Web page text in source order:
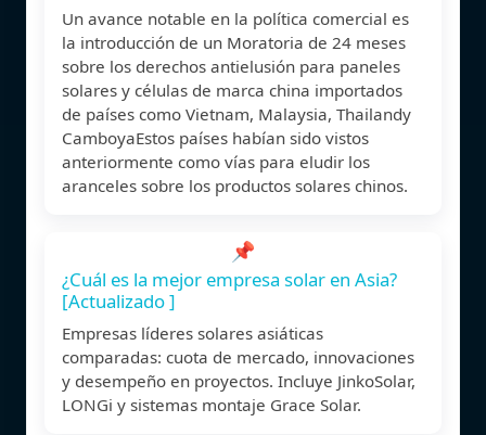
Un avance notable en la política comercial es
la introducción de un Moratoria de 24 meses
sobre los derechos antielusión para paneles
solares y células de marca china importados
de países como Vietnam, Malaysia, Thailandy
CamboyaEstos países habían sido vistos
anteriormente como vías para eludir los
aranceles sobre los productos solares chinos.
📌
¿Cuál es la mejor empresa solar en Asia?
[Actualizado ]
Empresas líderes solares asiáticas
comparadas: cuota de mercado, innovaciones
y desempeño en proyectos. Incluye JinkoSolar,
LONGi y sistemas montaje Grace Solar.